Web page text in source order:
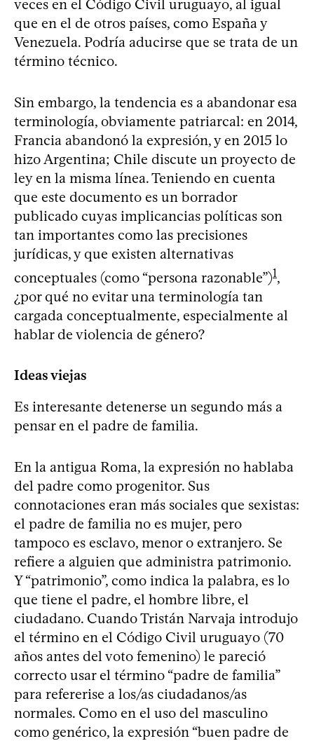
veces en el Código Civil uruguayo, al igual
que en el de otros países, como España y
Venezuela. Podría aducirse que se trata de un
término técnico.
Sin embargo, la tendencia es a abandonar esa
terminología, obviamente patriarcal: en 2014,
Francia abandonó la expresión, y en 2015 lo
hizo Argentina; Chile discute un proyecto de
ley en la misma línea. Teniendo en cuenta
que este documento es un borrador
publicado cuyas implicancias políticas son
tan importantes como las precisiones
jurídicas, y que existen alternativas
conceptuales (como “persona razonable”)1,
¿por qué no evitar una terminología tan
cargada conceptualmente, especialmente al
hablar de violencia de género?
Ideas viejas
Es interesante detenerse un segundo más a
pensar en el padre de familia.
En la antigua Roma, la expresión no hablaba
del padre como progenitor. Sus
connotaciones eran más sociales que sexistas:
el padre de familia no es mujer, pero
tampoco es esclavo, menor o extranjero. Se
refiere a alguien que administra patrimonio.
Y “patrimonio”, como indica la palabra, es lo
que tiene el padre, el hombre libre, el
ciudadano. Cuando Tristán Narvaja introdujo
el término en el Código Civil uruguayo (70
años antes del voto femenino) le pareció
correcto usar el término “padre de familia”
para refererise a los/as ciudadanos/as
normales. Como en el uso del masculino
como genérico, la expresión “buen padre de